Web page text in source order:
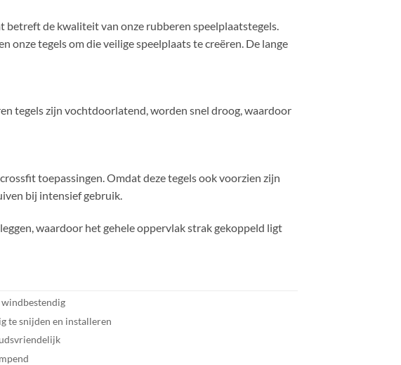
betreft de kwaliteit van onze rubberen speelplaatstegels.
onze tegels om die veilige speelplaats te creëren. De lange
tegels zijn vochtdoorlatend, worden snel droog, waardoor
toepassingen. Omdat deze tegels ook voorzien zijn
bij intensief gebruik.
waardoor het gehele oppervlak strak gekoppeld ligt
te snijden en installeren